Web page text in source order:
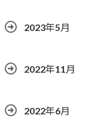
2023年5月
2022年11月
2022年6月